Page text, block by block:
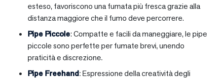
esteso, favoriscono una fumata più fresca grazie alla
distanza maggiore che il fumo deve percorrere.
Pipe Piccole: Compatte e facili da maneggiare, le pipe
piccole sono perfette per fumate brevi, unendo
praticità e discrezione.
Pipe Freehand: Espressione della creatività degli